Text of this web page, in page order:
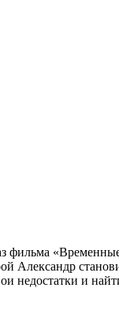
Александр
недостатки и